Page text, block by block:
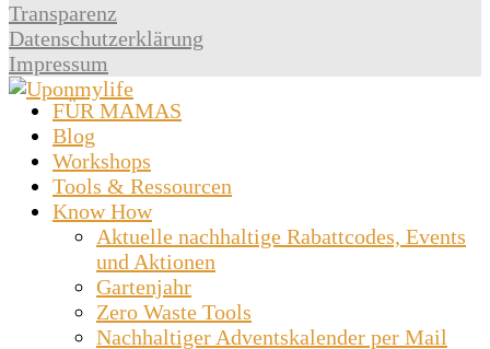
Transparenz
Datenschutzerklärung
Impressum
FÜR MAMAS
Blog
Workshops
Tools & Ressourcen
Know How
Aktuelle nachhaltige Rabattcodes, Events
und Aktionen
Gartenjahr
Zero Waste Tools
Nachhaltiger Adventskalender per Mail